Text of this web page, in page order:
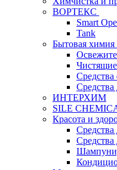
ВОРТЕКС
Smart
Tank
Бытовая химия
Средства
Средства
ИНТЕРХИМ
SILE
Красота и